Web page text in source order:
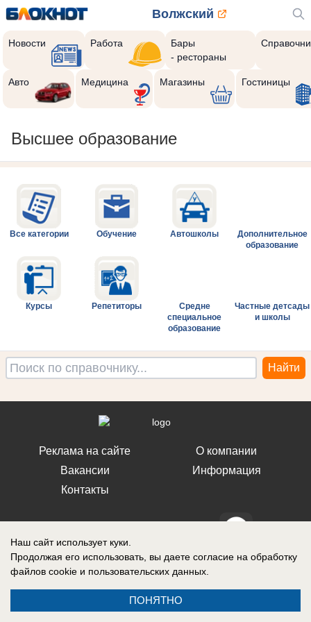
Волжский
Новости Работа
Бары
- рестораны
Авто Медицина Магазины Гостиницы
Высшее образование
Все категории Обучение Автошколы
Дополнительное
образование
Курсы Репетиторы
Средне
специальное
образование
Частные детсады
и школы
Реклама на сайте
Вакансии
Контакты
О компании
Информация
Свидетельство о регистрации СМИ: Эл № ФС 77-76240, выдано
Федеральной службой по надзору в сфере связи, информационных
Наш сайт использует куки.
Продолжая его использовать, вы даете согласие на обработку
файлов cookie и пользовательских данных.
ПОНЯТНО